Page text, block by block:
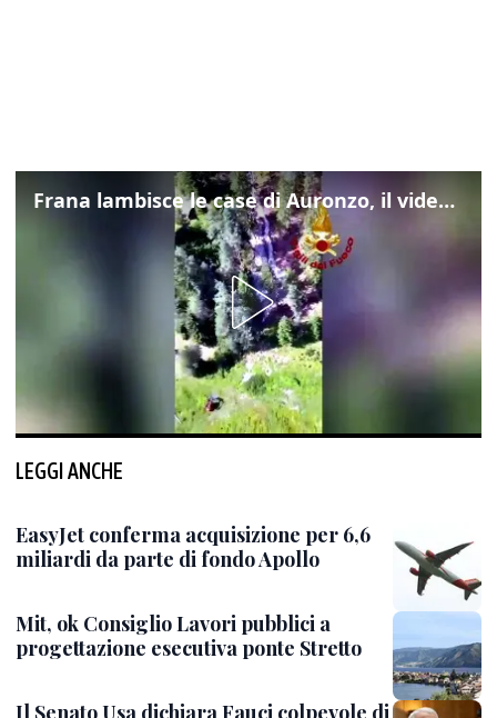
Frana lambisce le case di Auronzo, il video dall'elicottero dei vigili del fuoco
LEGGI ANCHE
EasyJet conferma acquisizione per 6,6
miliardi da parte di fondo Apollo
Mit, ok Consiglio Lavori pubblici a
progettazione esecutiva ponte Stretto
Il Senato Usa dichiara Fauci colpevole di